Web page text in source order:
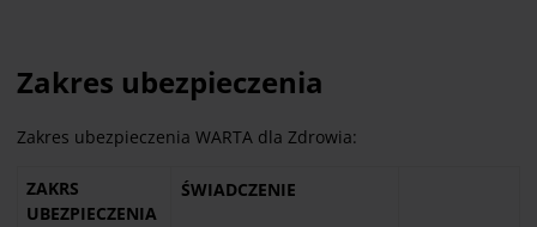
Zakres ubezpieczenia
Zakres ubezpieczenia WARTA dla Zdrowia:
ZAKRS
UBEZPIECZENIA
ŚWIADCZENIE